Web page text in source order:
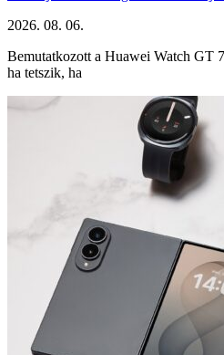
2026. 08. 06.
Bemutatkozott a Huawei Watch GT
ha tetszik, ha